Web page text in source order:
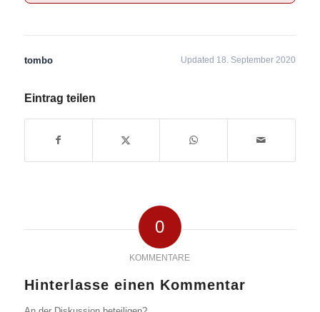
tombo Updated 18. September 2020
Eintrag teilen
0
KOMMENTARE
Hinterlasse einen Kommentar